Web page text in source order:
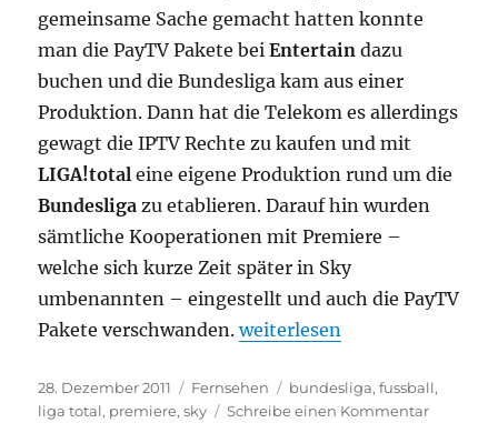
gemeinsame Sache gemacht hatten konnte
man die PayTV Pakete beiEntertain dazu
buchen und die Bundesliga kam aus einer
Produktion. Dann hat die Telekom es allerdings
gewagt die IPTV Rechte zu kaufen und mit
LIGA!total eine eigene Produktion rund um die
Bundesliga zu etablieren. Darauf hin wurden
sämtliche Kooperationen mit Premiere –
welche sich kurze Zeit später in Sky
umbenannten – eingestellt und auch die PayTV
Pakete verschwanden.„Telekom möchte Rechte
weiterlesen
Veröffentlicht
am
28. Dezember 2011 Kategorien
Fernsehen Schlagwörter
bundesliga,fussball,
liga total, premiere,sky Schreibe einen Kommentarzu